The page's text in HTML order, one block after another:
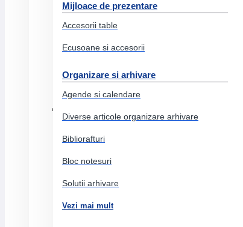
Mijloace de prezentare
Accesorii table
Ecusoane si accesorii
Organizare si arhivare
Agende si calendare
Diverse articole organizare arhivare
Bibliorafturi
Bloc notesuri
Solutii arhivare
Vezi mai mult
Hartie ambalaj
Folie strech
Pungi
Ambalare diverse
Agrafe, pioneze, ace, clipsuri, lipiciuri